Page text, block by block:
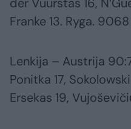
Franke 13. Ryga.
Lenkija – Austrija
Ponitka 17,
Ersekas 19,